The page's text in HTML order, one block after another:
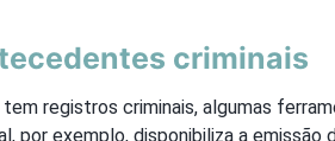
criminais
registros criminais, algumas
por exemplo, disponibiliza a